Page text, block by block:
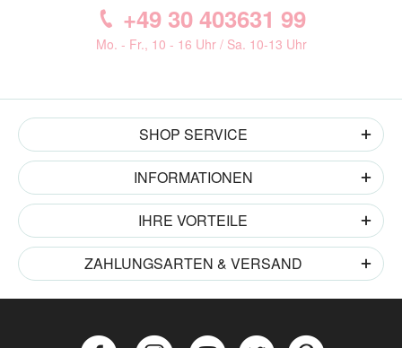
+49 30 403631 99
Mo. - Fr., 10 - 16 Uhr / Sa. 10-13 Uhr
SHOP SERVICE
INFORMATIONEN
IHRE VORTEILE
ZAHLUNGSARTEN & VERSAND